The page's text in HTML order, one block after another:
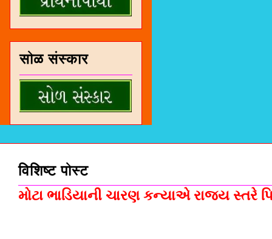
सोळ संस्कार
विशिष्ट पोस्ट
મોટા ભાડિયાની ચારણ કન્યાએ રાજ્ય સ્તરે